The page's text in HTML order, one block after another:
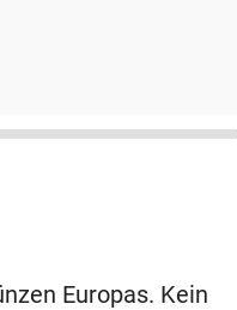
Europas. Kein